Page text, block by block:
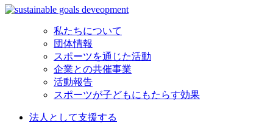
私たちについて
団体情報
スポーツを通じた活動
企業との共催事業
活動報告
スポーツが子どもにもたらす効果
法人として支援する